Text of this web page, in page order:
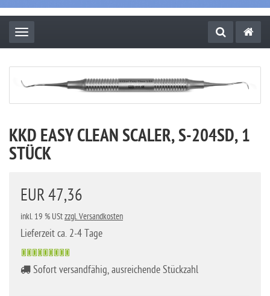
Toggle navigation
KKD EASY CLEAN SCALER, S-204SD, 1
STÜCK
EUR 47,36
inkl. 19 % UStzzgl. Versandkosten
Lieferzeit ca. 2-4 Tage
Sofort versandfähig, ausreichende Stückzahl